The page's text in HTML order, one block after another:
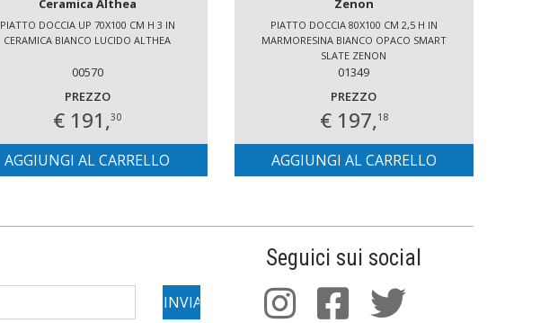
Ceramica Althea
PIATTO DOCCIA UP 70X100 CM H 3 IN
CERAMICA BIANCO LUCIDO ALTHEA
00570
PREZZO
€ 191,30
AGGIUNGI AL CARRELLO
Zenon
PIATTO DOCCIA 80X100 CM 2,5 H IN
MARMORESINA BIANCO OPACO SMART
SLATE ZENON
01349
PREZZO
€ 197,18
AGGIUNGI AL CARRELLO
Seguici sui social